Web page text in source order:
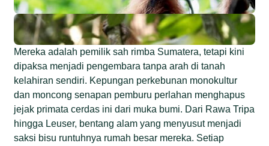
Mereka adalah pemilik sah rimba Sumatera, tetapi kini
dipaksa menjadi pengembara tanpa arah di tanah
kelahiran sendiri. Kepungan perkebunan monokultur
dan moncong senapan pemburu perlahan menghapus
jejak primata cerdas ini dari muka bumi. Dari Rawa Tripa
hingga Leuser, bentang alam yang menyusut menjadi
saksi bisu runtuhnya rumah besar mereka. Setiap